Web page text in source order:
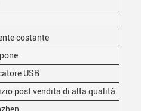
costante
USB
post vendita di alta qualità